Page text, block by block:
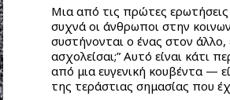
Μια από τις πρώτες
συχνά οι άνθρωποι στην
συστήνονται ο ένας στον άλλο,
ασχολείσαι;” Αυτό είναι κάτι
από μια ευγενική κουβέντα —
της τεράστιας σημασίας που